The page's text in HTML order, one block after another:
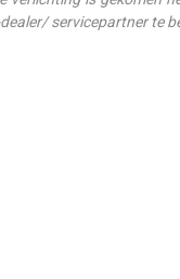
servicepartner te